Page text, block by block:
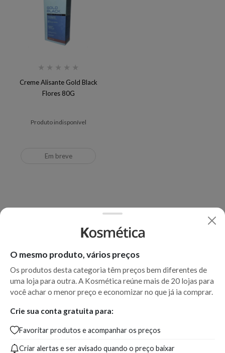
★ ★ ★ ★ ★
Creme Alisante Gold Black
Flores 80G
Produto indisponível
Em breve
O mesmo produto, vários preços
Os produtos desta categoria têm preços bem diferentes de
uma loja para outra. A Kosmética reúne mais de 20 lojas para
você achar o menor preço e economizar no que já ia comprar.
Crie sua conta gratuita para:
Favoritar produtos e acompanhar os preços
Criar alertas e ser avisado quando o preço baixar